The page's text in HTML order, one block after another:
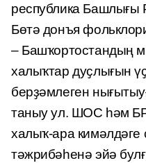
республика
Бөтә донъя
– Башҡортостандың
халыҡтар дуҫлығын
берҙәмлеген
таныу ул. ШОС һәм
халыҡ-ара кимәлдәге
тәжрибәһенә эйә